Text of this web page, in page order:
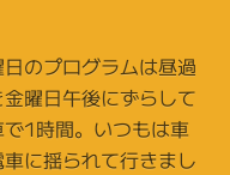
のプログラムは昼過
曜日午後にずらして
1時間。いつもは車
に揺られて行きまし